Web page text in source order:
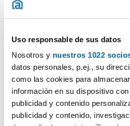
Uso responsable de sus datos
Nosotros y nuestros 1022
datos personales, p.ej., su
como las cookies para
información en su dispositivo
publicidad y contenido
publicidad y contenido,
47m
Contactar